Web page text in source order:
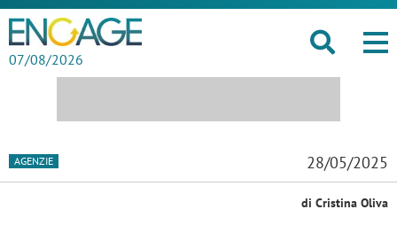
07/08/2026
AGENZIE 28/05/2025
di Cristina Oliva